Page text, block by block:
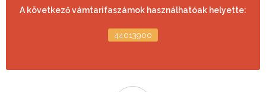
A következő vámtarifaszámok használhatóak helyette:
44013900